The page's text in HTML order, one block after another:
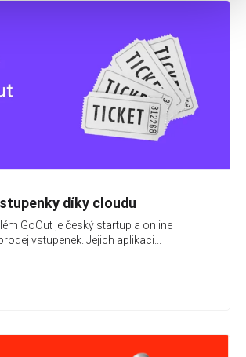
díky cloudu
GoOut je český startup a online
vstupenek. Jejich aplikaci...